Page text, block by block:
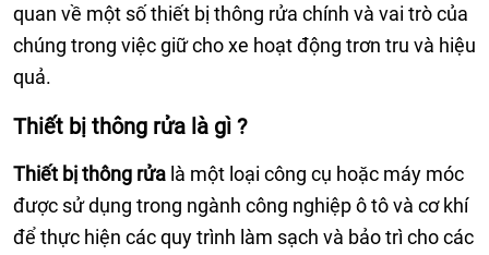
quan về một số thiết bị thông rửa chính và vai trò của
chúng trong việc giữ cho xe hoạt động trơn tru và hiệu
quả.
Thiết bị thông rửa là gì ?
Thiết bị thông rửa là một loại công cụ hoặc máy móc
được sử dụng trong ngành công nghiệp ô tô và cơ khí
để thực hiện các quy trình làm sạch và bảo trì cho các